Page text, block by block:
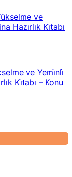
ve Yemi̇nli̇
Ki̇tabı – Konu